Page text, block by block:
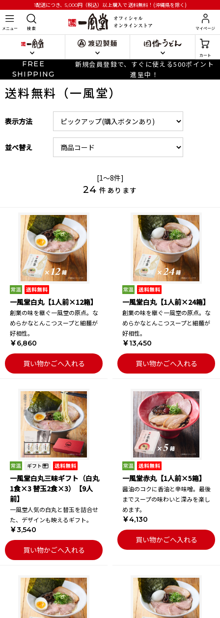
1配送につき、5,000円 （税込）以上購入で送料無料！(沖縄県を除く)
メニュー 検 索 マイページ
カート
FREE
SHIPPING
新規会員登録で、すぐに使える500ポイント
進呈中！
送料無料（一風堂）
表示方法
並べ替え
[1～8件]
24 件あります
一風堂白丸【1人前×12箱】
創業の味を継ぐ一風堂の原点。な
めらかなとんこつスープと細麺が
好相性。
￥6,860
買い物かごへ入れる
一風堂白丸【1人前×24箱】
創業の味を継ぐ一風堂の原点。な
めらかなとんこつスープと細麺が
好相性。
￥13,450
買い物かごへ入れる
一風堂白丸三昧ギフト（白丸
1食×3 替玉2食×3）【9人
前】
一風堂人気の白丸と替玉を詰合せ
た、デザインも映えるギフト。
￥3,540
買い物かごへ入れる
一風堂赤丸【1人前×5箱】
醤油のコクに香油と辛味噌。最後
までスープの味わいと深みを楽し
めます。
￥4,130
買い物かごへ入れる